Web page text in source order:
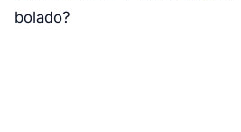
bolado?